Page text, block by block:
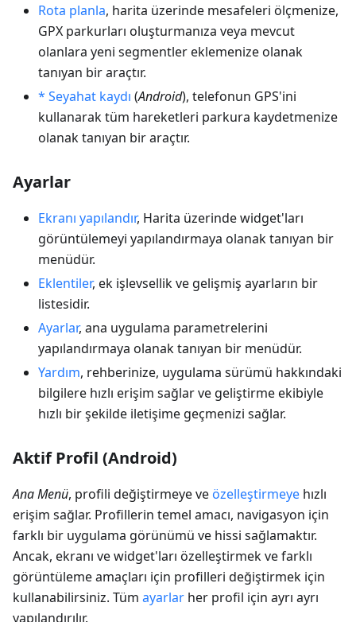
Rota planla, harita üzerinde mesafeleri ölçmenize,
GPX parkurları oluşturmanıza veya mevcut
olanlara yeni segmentler eklemenize olanak
tanıyan bir araçtır.
* Seyahat kaydı (Android), telefonun GPS'ini
kullanarak tüm hareketleri parkura kaydetmenize
olanak tanıyan bir araçtır.
Ayarlar
Ekranı yapılandır, Harita üzerinde widget'ları
görüntülemeyi yapılandırmaya olanak tanıyan bir
menüdür.
Eklentiler, ek işlevsellik ve gelişmiş ayarların bir
listesidir.
Ayarlar, ana uygulama parametrelerini
yapılandırmaya olanak tanıyan bir menüdür.
Yardım, rehberinize, uygulama sürümü hakkındaki
bilgilere hızlı erişim sağlar ve geliştirme ekibiyle
hızlı bir şekilde iletişime geçmenizi sağlar.
Aktif Profil (Android)
Ana Menü, profili değiştirmeye ve özelleştirmeye hızlı
erişim sağlar. Profillerin temel amacı, navigasyon için
farklı bir uygulama görünümü ve hissi sağlamaktır.
Ancak, ekranı ve widget'ları özelleştirmek ve farklı
görüntüleme amaçları için profilleri değiştirmek için
kullanabilirsiniz. Tüm ayarlar her profil için ayrı ayrı
yapılandırılır.